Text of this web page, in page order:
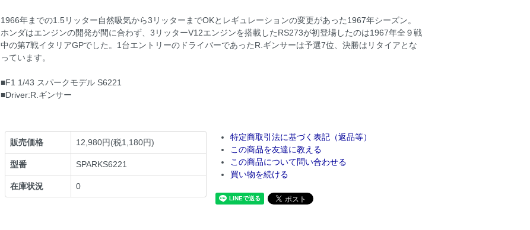
1966年までの1.5リッター自然吸気から3リッターまでOKとレギュレーションの変更があった1967年シーズン。
ホンダはエンジンの開発が間に合わず、3リッターV12エンジンを搭載したRS273が初登場したのは1967年全９戦
中の第7戦イタリアGPでした。1台エントリーのドライバーであったR.ギンサーは予選7位、決勝はリタイアとな
っています。
■F1 1/43 スパークモデル S6221
■Driver:R.ギンサー
販売価格 12,980円(税1,180円)
型番 SPARKS6221
在庫状況 0
特定商取引法に基づく表記（返品等）
この商品を友達に教える
この商品について問い合わせる
買い物を続ける